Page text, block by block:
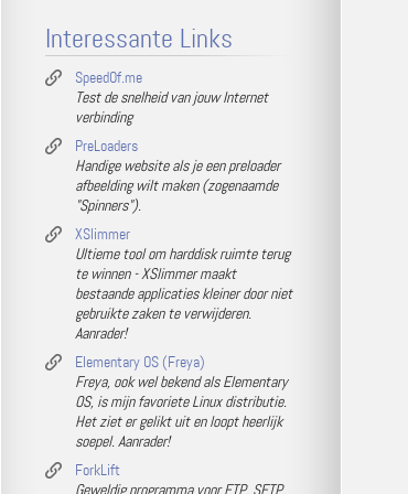
Interessante Links
SpeedOf.me
Test de snelheid van jouw Internet
verbinding
PreLoaders
Handige website als je een preloader
afbeelding wilt maken (zogenaamde
"Spinners").
XSlimmer
Ultieme tool om harddisk ruimte terug
te winnen - XSlimmer maakt
bestaande applicaties kleiner door niet
gebruikte zaken te verwijderen.
Aanrader!
Elementary OS (Freya)
Freya, ook wel bekend als Elementary
OS, is mijn favoriete Linux distributie.
Het ziet er gelikt uit en loopt heerlijk
soepel. Aanrader!
ForkLift
Geweldig programma voor FTP, SFTP,